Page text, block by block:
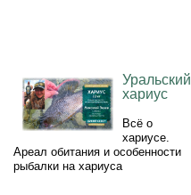
Уральский
хариус
Всё о
хариусе.
Ареал обитания и особенности
рыбалки на хариуса